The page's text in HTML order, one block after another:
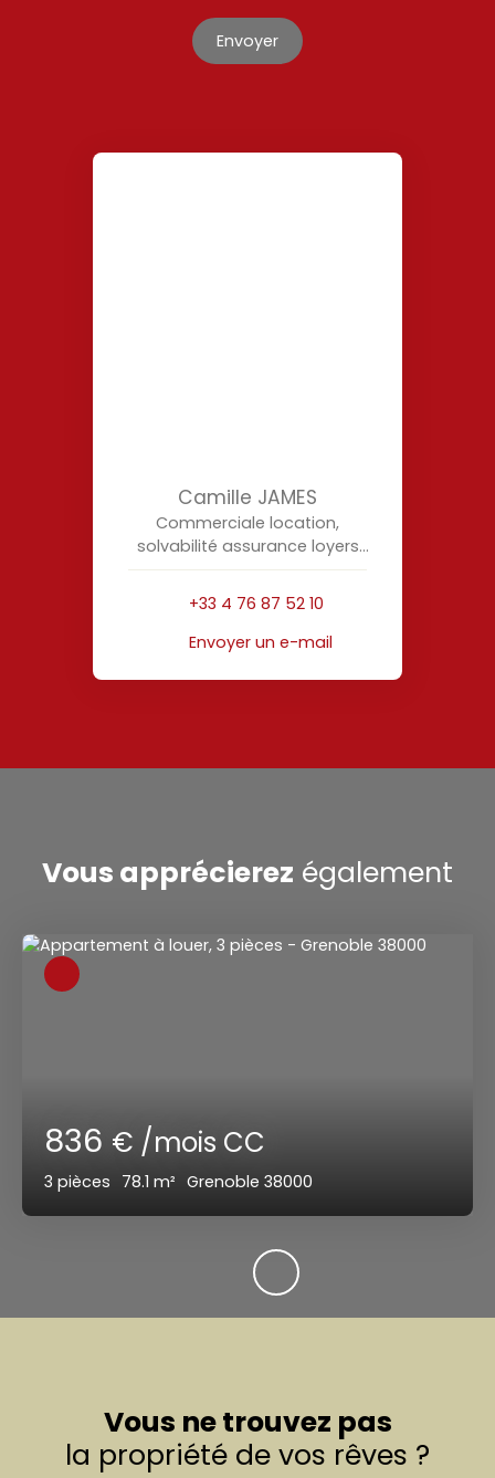
Envoyer
Camille JAMES
Commerciale location,
solvabilité assurance loyers
impayés
+33 4 76 87 52 10
Envoyer un e-mail
Vous apprécierez également
836 € /mois CC
3 pièces 78.1 m² Grenoble 38000
Vous ne trouvez pas
la propriété de vos rêves ?